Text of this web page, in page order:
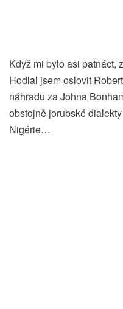
Když mi bylo asi patnáct,
Hodlal jsem oslovit
náhradu za Johna
obstojně jorubské
Nigérie…